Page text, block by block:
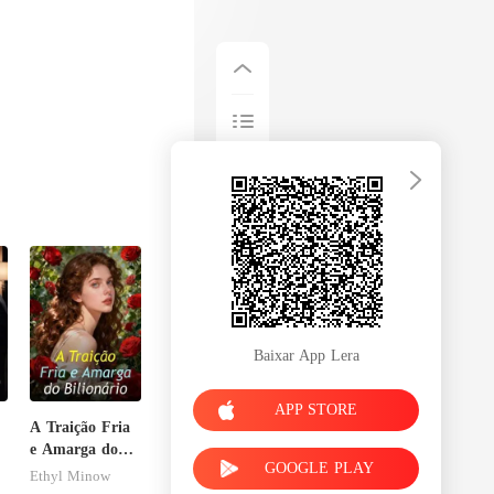
A Traição Fria
e Amarga do
Bilionário
Ethyl Minow
Baixar App Lera
APP STORE
GOOGLE PLAY